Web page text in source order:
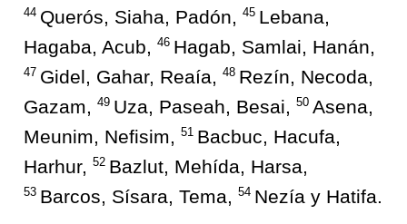
44 Querós, Siaha, Padón, 45 Lebana,
Hagaba, Acub,
46 Hagab, Samlai, Hanán,
47 Gidel, Gahar, Reaía, 48 Rezín, Necoda,
Gazam,
49 Uza, Paseah, Besai, 50 Asena,
Meunim, Nefisim,
51 Bacbuc, Hacufa,
Harhur,
52 Bazlut, Mehída, Harsa,
53 Barcos, Sísara, Tema, 54 Nezía y Hatifa.